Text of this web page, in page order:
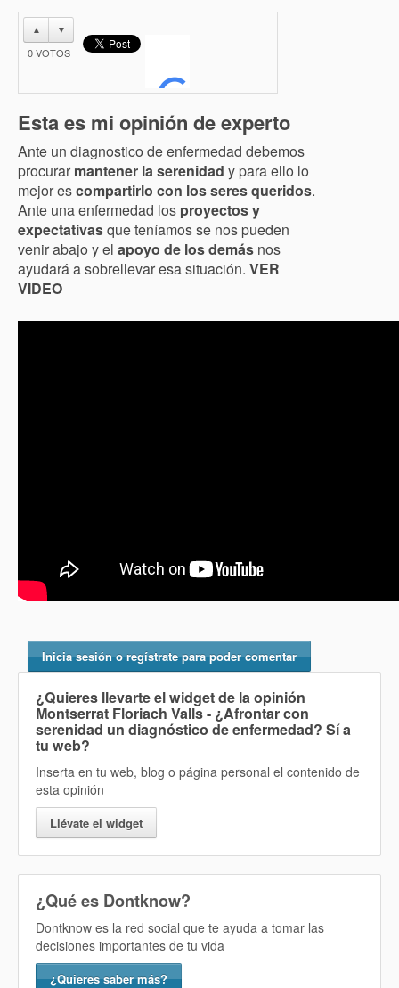
▲ ▼
0VOTOS
Esta es mi opinión de experto
Ante un diagnostico de enfermedad debemos
procurar mantener la serenidad y para ello lo
mejor escompartirlo con los seres queridos.
Ante una enfermedad los proyectos y
expectativasque teníamos se nos pueden
venir abajo y el apoyo de los demás nos
ayudará a sobrellevar esa situación. VER
VIDEO
Inicia sesión o regístrate para poder comentar
¿Quieres llevarte el widget de la opinión
Montserrat Floriach Valls - ¿Afrontar con
serenidad un diagnóstico de enfermedad? Sía
tu web?
Inserta en tu web, blog o página personal el contenido de
esta opinión
Llévate el widget
¿Qué es Dontknow?
Dontknow es la red social que te ayuda a tomar las
decisiones importantes de tu vida
¿Quieres saber más?